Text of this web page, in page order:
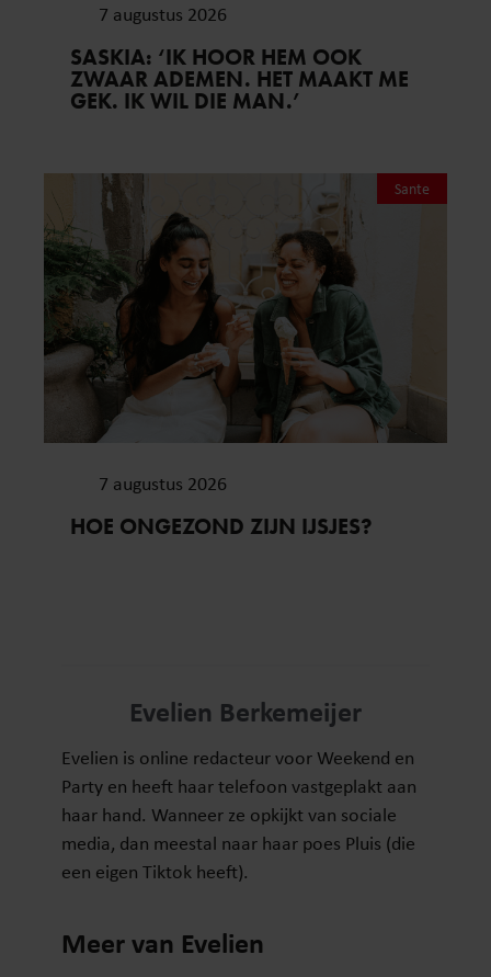
7 augustus 2026
SASKIA: ‘IK HOOR HEM OOK
ZWAAR ADEMEN. HET MAAKT ME
GEK. IK WIL DIE MAN.’
Sante
7 augustus 2026
HOE ONGEZOND ZIJN IJSJES?
Evelien Berkemeijer
Evelien is online redacteur voor Weekend en
Party en heeft haar telefoon vastgeplakt aan
haar hand. Wanneer ze opkijkt van sociale
media, dan meestal naar haar poes Pluis (die
een eigen Tiktok heeft).
Meer van Evelien